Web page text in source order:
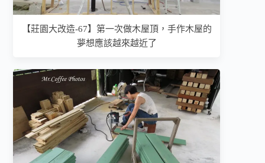
【莊園大改造-67】第一次做木屋頂，手作木屋的
夢想應該越來越近了